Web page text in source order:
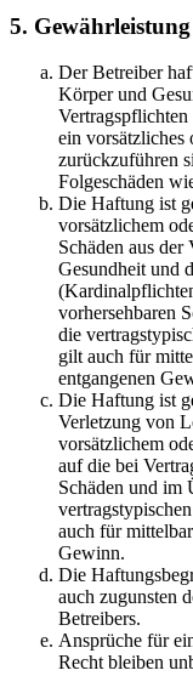
5. Gewährleistung
Der Betreiber
Körper und
ein vorsätzliches
zurückzuführen
Folgeschäden
Die Haftung ist
vorsätzlichem
Schäden aus
Gesundheit und
vorhersehbaren
die
gilt auch für
entgangenen
Die Haftung ist
Verletzung von
vorsätzlichem
auf die bei
Schäden und im
auch für
Gewinn.
Die
auch zugunsten
Betreibers.
Ansprüche für
Recht bleiben